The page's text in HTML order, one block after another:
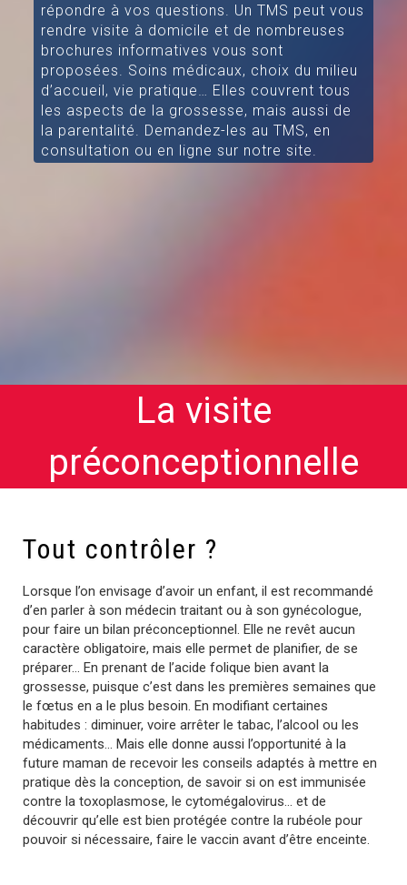
répondre à vos questions. Un TMS peut vous
rendre visite à domicile et de nombreuses
brochures informatives vous sont
proposées. Soins médicaux, choix du milieu
d’accueil, vie pratique… Elles couvrent tous
les aspects de la grossesse, mais aussi de
la parentalité. Demandez-les au TMS, en
consultation ou en ligne sur notre site.
La visite
préconceptionnelle
Tout contrôler ?
Lorsque l’on envisage d’avoir un enfant, il est recommandé
d’en parler à son médecin traitant ou à son gynécologue,
pour faire un bilan préconceptionnel. Elle ne revêt aucun
caractère obligatoire, mais elle permet de planifier, de se
préparer… En prenant de l’acide folique bien avant la
grossesse, puisque c’est dans les premières semaines que
le fœtus en a le plus besoin. En modifiant certaines
habitudes : diminuer, voire arrêter le tabac, l’alcool ou les
médicaments… Mais elle donne aussi l’opportunité à la
future maman de recevoir les conseils adaptés à mettre en
pratique dès la conception, de savoir si on est immunisée
contre la toxoplasmose, le cytomégalovirus… et de
découvrir qu’elle est bien protégée contre la rubéole pour
pouvoir si nécessaire, faire le vaccin avant d’être enceinte.